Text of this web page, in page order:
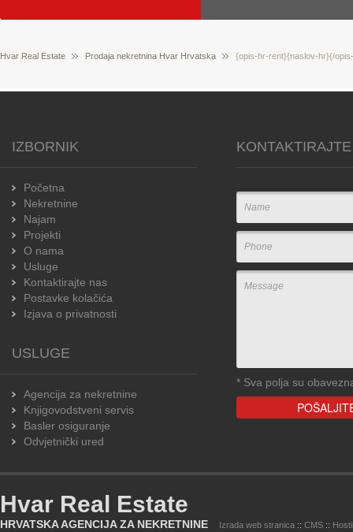
Hvar Real Estate Prodaja nekretnina Hvar Hrvatska {opis-hr-rent}{naslov-hr}{/
IZBORNIK
Početna
Nekretnine
Najam
Projekti
O nama
Usluge
Kontaktirajte nas
Postavke kolačića
Izjava o privatnosti
USLUGE
Agencija za nekretnine
Knjigovodstveni servis
Basler osiguranje
Odvjetnički ured
* Sva polja su
Hvar Real Estate
HRVATSKA AGENCIJA ZA NEKRETNINE Izrada web stranica :: CMS ::